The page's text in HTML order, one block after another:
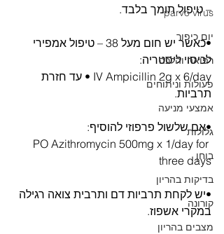
parvo virus
יום כיפור
רפואה והלכה
פעולות וניתוחים
אמצעי מניעה
גלולות
בוחן
בדיקות בהריון
קורונה
מצבים בהריון
– טיפול תומך בלבד.
•כאשר יש חום מעל 38 – טיפול אמפירי
לכיסוי ליסטריה:
IV Ampicillin 2g x 6/day • עד חזרת
תרביות.
•אם שלשול פרפוזי להוסיף:
PO Azithromycin 500mg x 1/day for
three days
•יש לקחת תרביות דם ותרבית צואה רגילה
במקרי אשפוז.